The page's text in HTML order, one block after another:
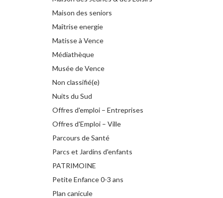
Maison des seniors
Maîtrise energie
Matisse à Vence
Médiathèque
Musée de Vence
Non classifié(e)
Nuits du Sud
Offres d'emploi – Entreprises
Offres d'Emploi – Ville
Parcours de Santé
Parcs et Jardins d'enfants
PATRIMOINE
Petite Enfance 0-3 ans
Plan canicule